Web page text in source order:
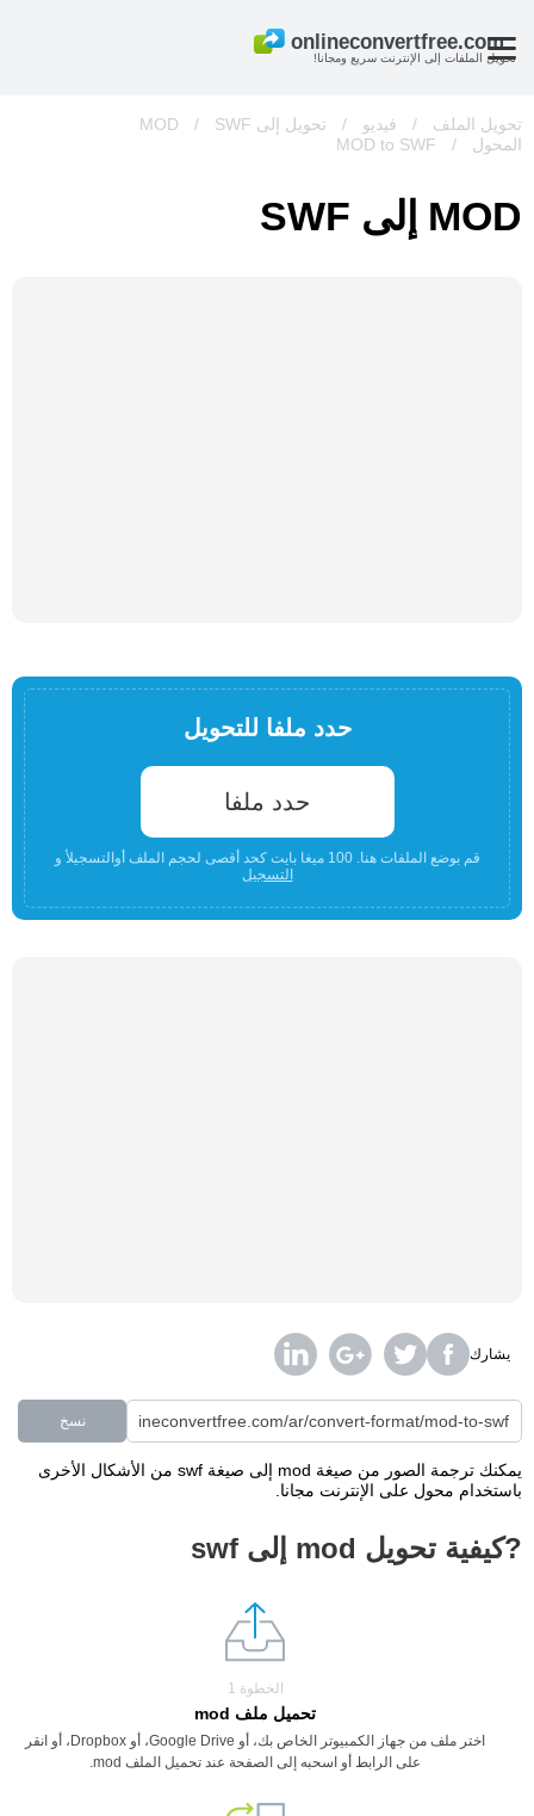
تحويل الملفات إلى الإنترنت سريع ومجانا!
تحويل الملف / فيديو / تحويل إلى MOD /
SWF
المحول
/
MOD to SWF
MOD إلى SWF
حدد ملفا للتحويل
حدد ملفا
قم بوضع الملفات هنا. 100 ميغا بايت كحد أقصى لحجم الملف أوالتسجيلأ و
التسجيل
يشارك
نسخ
يمكنك ترجمة الصور من صيغة mod إلى صيغة swf من الأشكال الأخرى
باستخدام محول على الإنترنت مجانا.
?كيفية تحويل mod إلى swf
الخطوة 1
تحميل ملف mod
اختر ملف من جهاز الكمبيوتر الخاص بك، أو Google Drive، أو Dropbox، أو انقر
على الرابط أو اسحبه إلى الصفحة عند تحميل الملف mod.